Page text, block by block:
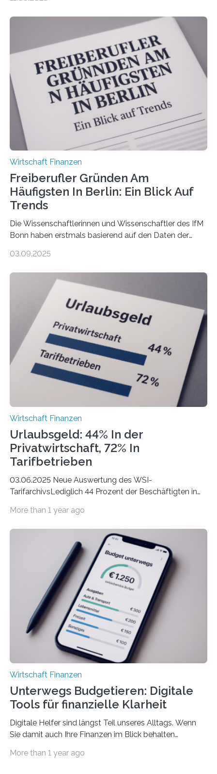
Dr. Matthias Beenken und Prof. Dr. Lukas Linnenbrink
Bundesverbands Deutscher Versicherungskaufleute e.V.
durchgeführt haben. Die Studie basiert auf den
Antworten von 1.440 selbstständigen
Versicherungsvertreter*innen und -makler*innen. Ein
Ergebnis: Deutlich mehr als die Hälfte der Befragten ist
über 50 Jahre alt und wird in den nächsten Jahren eine
Nachfolgeregelung benötigen. Aber nur ein Drittel hat
bereits Regelungen…
Wirtschaft Finanzen
Freiberufler Gründen Am
Häufigsten In Berlin: Ein Blick Auf
Trends
Die Wissenschaftlerinnen und Wissenschaftler des IfM
Bonn haben erstmals basierend auf den Daten der
Landkreise mit den meisten Gründungen von
ist demnach Berlin. Betrachtet man nur die Gründungen
der Freiberuflerinnen, so liegt Leipzig an der Spitze. In
Berlin starteten in 2024 die meisten Personen in eine
eigene freiberufliche Existenz, dahinter folgten die
Städte Hamburg, München und Köln. Betrachtet man
hingegen die Existenzgründungsintensität – die Anzahl
der freiberuflichen Gründungen je…
03.09.2025
Wirtschaft Finanzen
Urlaubsgeld: 44% In der
Privatwirtschaft, 72% In
Tarifbetrieben
03.06.2025 Neue Auswertung des WSI-
TarifarchivsLediglich 44 Prozent der Beschäftigten in
tarifgebundenen Betrieben ist der Anteil mit 72 Prozent
Unterkünfte fast überall deutlich teurer geworden. Für
viele Beschäftigte ist deshalb das zumeist im Juni oder
Juli ausgezahlte Urlaubsgeld ein wichtiger Faktor, um
sich den wohlverdienten Jahresurlaub leisten zu
können. Allerdings erhält mit 44 Prozent noch nicht
einmal die Hälfte aller Beschäftigten in der
Privatwirtschaft Urlaubsgeld. Zu diesem…
More than 1 year ago
Wirtschaft Finanzen
Unterwegs Budgetieren: Digitale
Tools für finanzielle Klarheit
Digitale Helfer sind längst Teil unseres Alltags. Wenn
Sie damit auch Ihre Finanzen im Blick behalten
die genau das ermöglichen: Sie helfen Ihnen, Ausgaben
More than 1 year ago